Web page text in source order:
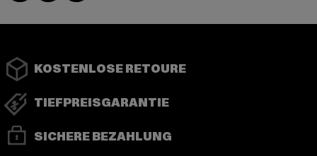
KOSTENLOSE RETOURE
TIEFPREISGARANTIE
SICHERE BEZAHLUNG